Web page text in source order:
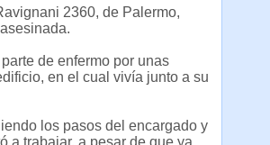
2360, de Palermo,
de enfermo por unas
en el cual vivía junto a su
los pasos del encargado y